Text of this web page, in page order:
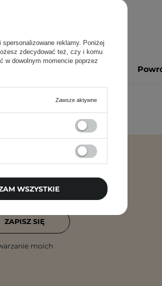
prosto na maila!
moich
ZAPISZ SIĘ
reklamy. Poniżej
zdecydować też, czy i komu
w dowolnym momencie poprzez
Zawsze aktywne
WSZYSTKIE